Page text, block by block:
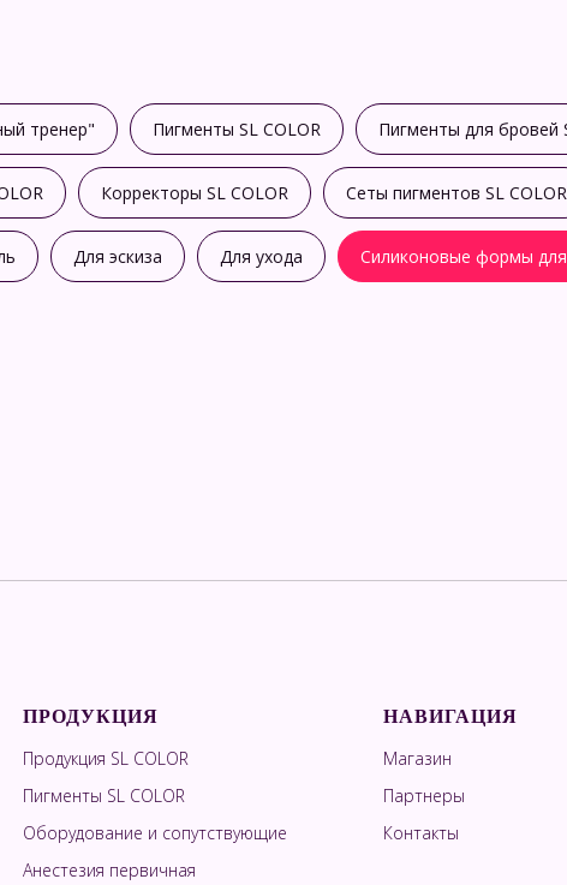
тренер" Пигменты SL COLOR Пигменты для бровей
Корректоры SL COLOR Сеты пигментов SL COLOR
Для эскиза Для ухода Силиконовые формы для
ПРОДУКЦИЯ
Продукция SL COLOR
Пигменты SL COLOR
Оборудование и сопутствующие
Анестезия первичная
НАВИГАЦИЯ
Магазин
Партнеры
Контакты